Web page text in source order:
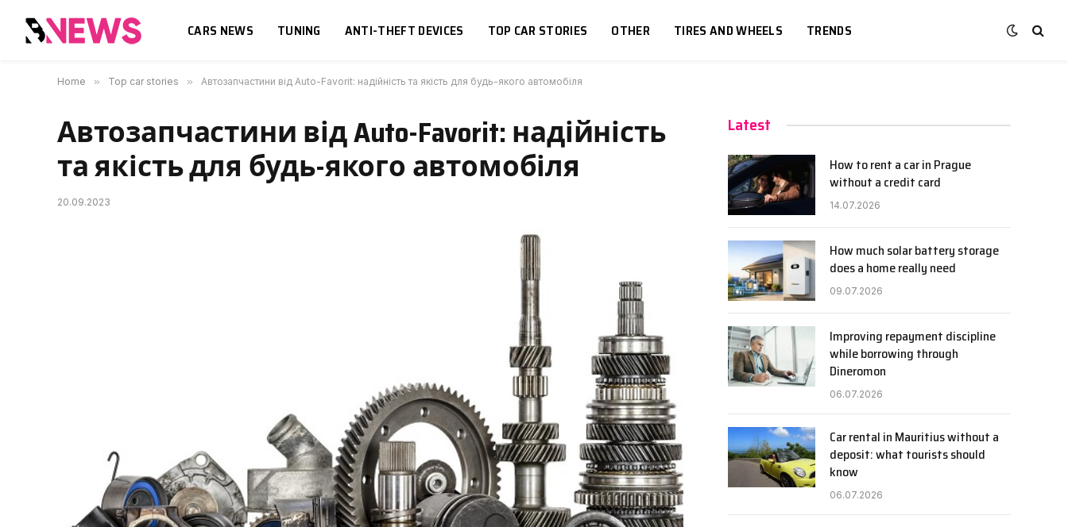
CARS NEWS TUNING ANTI-THEFT DEVICES TOP CAR STORIES OTHER TIRES AND WHEELS TRENDS
Home » Top car stories » Автозапчастини від Auto-Favorit: надійність та якість для будь-якого автомобіля
Автозапчастини від Auto-Favorit: надійність
та якість для будь-якого автомобіля
20.09.2023
Latest
How to rent a car in Prague
without a credit card
14.07.2026
How much solar battery storage
does a home really need
09.07.2026
Improving repayment discipline
while borrowing through
Dineromon
06.07.2026
Car rental in Mauritius without a
deposit: what tourists should
know
06.07.2026